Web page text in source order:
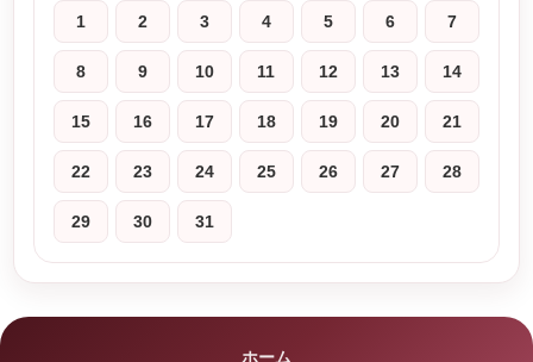
1 2 3 4 5 6 7
8 9 10 11 12 13 14
15 16 17 18 19 20 21
22 23 24 25 26 27 28
29 30 31
ホーム